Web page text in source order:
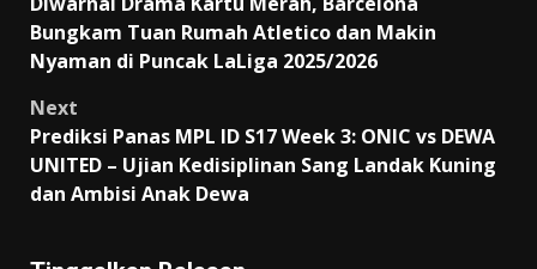
navigation
Bungkam Tuan Rumah Atletico dan Makin
Nyaman di Puncak LaLiga 2025/2026
Next
Prediksi Panas MPL ID S17 Week 3: ONIC vs DEWA
UNITED – Ujian Kedisiplinan Sang Landak Kuning
dan Ambisi Anak Dewa